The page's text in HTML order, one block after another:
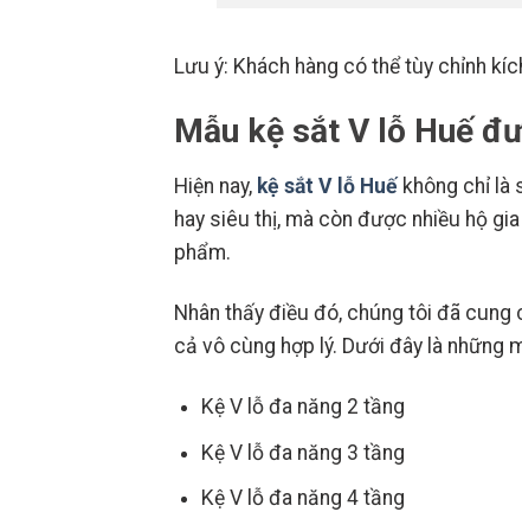
Lưu ý: Khách hàng có thể tùy chỉnh
Mẫu kệ sắt V lỗ Huế
Hiện nay, kệ sắt V lỗ Huế không chỉ là
hay siêu thị, mà còn được nhiều hộ
phẩm.
Nhân thấy điều đó, chúng tôi đã
cả vô cùng hợp lý. Dưới đây là những
Kệ V lỗ đa năng 2 tầng
Kệ V lỗ đa năng 3 tầng
Kệ V lỗ đa năng 4 tầng